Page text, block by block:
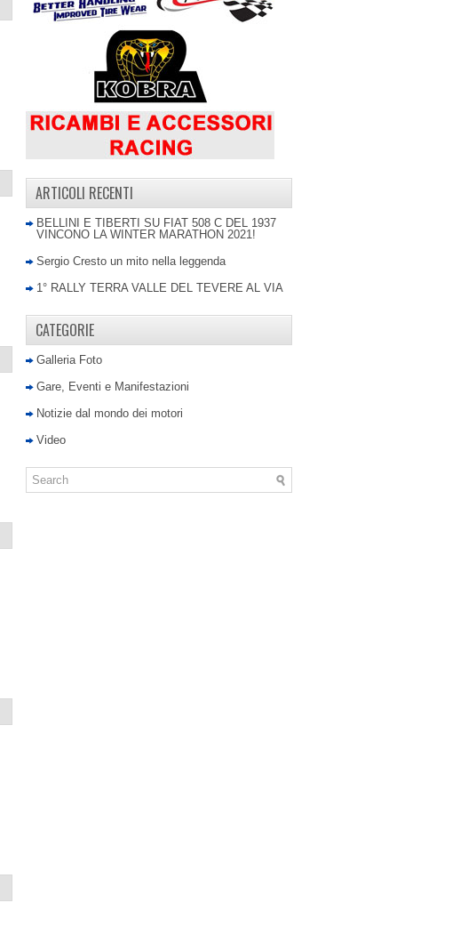
ARTICOLI RECENTI
BELLINI E TIBERTI SU FIAT 508 C DEL 1937
VINCONO LA WINTER MARATHON 2021!
Sergio Cresto un mito nella leggenda
1° RALLY TERRA VALLE DEL TEVERE AL VIA
CATEGORIE
Galleria Foto
Gare, Eventi e Manifestazioni
Notizie dal mondo dei motori
Video